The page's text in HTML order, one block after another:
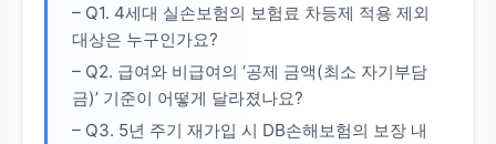
– Q1. 4세대 실손보험의 보험료 차등제 적용 제외
대상은 누구인가요?
– Q2. 급여와 비급여의 ‘공제 금액(최소 자기부담
금)’ 기준이 어떻게 달라졌나요?
– Q3. 5년 주기 재가입 시 DB손해보험의 보장 내